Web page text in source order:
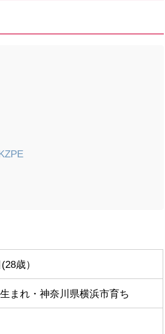
歳）
まれ・神奈川県横浜市育ち